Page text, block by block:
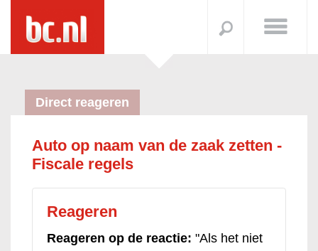
Direct reageren
Auto op naam van de zaak zetten -
Fiscale regels
Reageren
Reageren op de reactie: "Als het niet